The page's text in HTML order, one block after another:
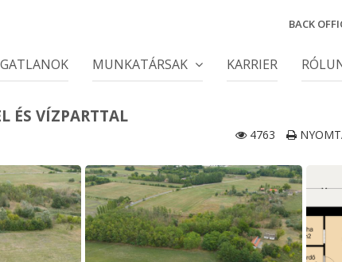
BACK
MUNKATÁRSAK KARRIER
ÉS VÍZPARTTAL
4763